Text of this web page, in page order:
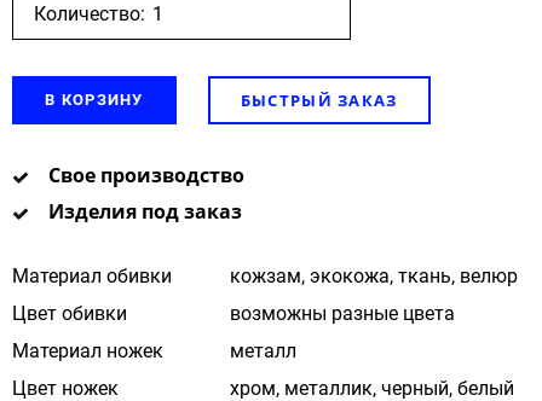
Количество:
В КОРЗИНУ БЫСТРЫЙ ЗАКАЗ
Свое производство
Изделия под заказ
Материал обивки
кожзам, экокожа, ткань, велюр
Цвет обивки
возможны разные цвета
Материал ножек
металл
Цвет ножек
хром, металлик, черный, белый